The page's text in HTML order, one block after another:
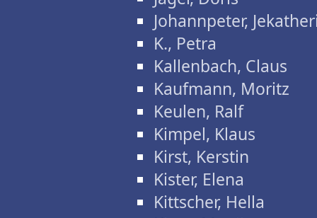
Johannpeter,
K., Petra
Kallenbach, Claus
Kaufmann, Moritz
Keulen, Ralf
Kimpel, Klaus
Kirst, Kerstin
Kister, Elena
Kittscher, Hella